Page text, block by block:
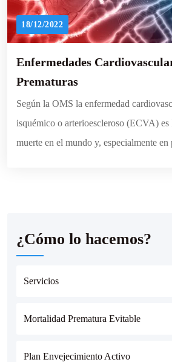
18/12/2022
Enfermedades
Prematuras
Según la OMS la enfermedad
isquémico o arterioescleroso (ECVA) es
muerte en el mundo y, especialmente en
¿Cómo lo hacemos?
Servicios
Mortalidad Prematura Evitable
Plan Envejecimiento Activo